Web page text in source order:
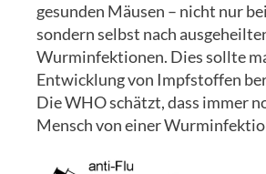
gesunden Mäusen – nicht nur
sondern selbst nach
Wurminfektionen. Dies sollte
Entwicklung von Impfstoffen
Die WHO schätzt, dass immer
Mensch von einer